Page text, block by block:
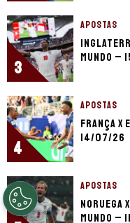
3
APOSTAS
Mundo –
4
APOSTAS
França x
14/07/26
APOSTAS
Noruega
Mundo –